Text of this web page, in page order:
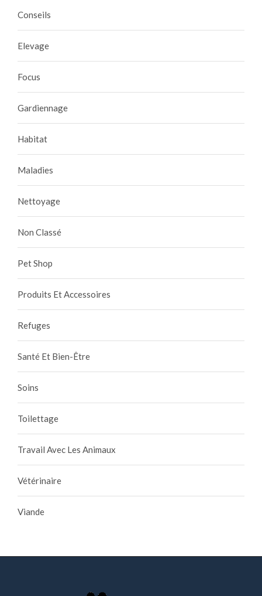
Conseils
Elevage
Focus
Gardiennage
Habitat
Maladies
Nettoyage
Non Classé
Pet Shop
Produits Et Accessoires
Refuges
Santé Et Bien-Être
Soins
Toilettage
Travail Avec Les Animaux
Vétérinaire
Viande